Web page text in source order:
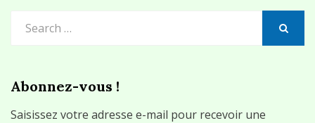
for:
Abonnez-vous !
Saisissez votre adresse e-mail pour recevoir une